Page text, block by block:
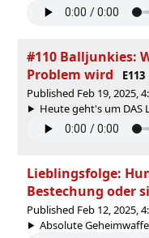
#110 Balljunkies:
Problem wird
E113
Published Feb 19, 2025,
Heute geht's um DAS
Lieblingsfolge:
Bestechung oder
Published Feb 12, 2025,
Absolute